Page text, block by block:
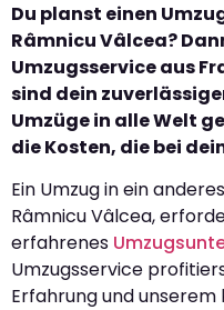
Du planst einen
Râmnicu Vâlcea?
Umzugsservice aus
sind dein
Umzüge in alle Welt
die Kosten, die bei
Ein Umzug in ein
Râmnicu Vâlcea,
erfahrenes
Umzugsservice
Erfahrung und